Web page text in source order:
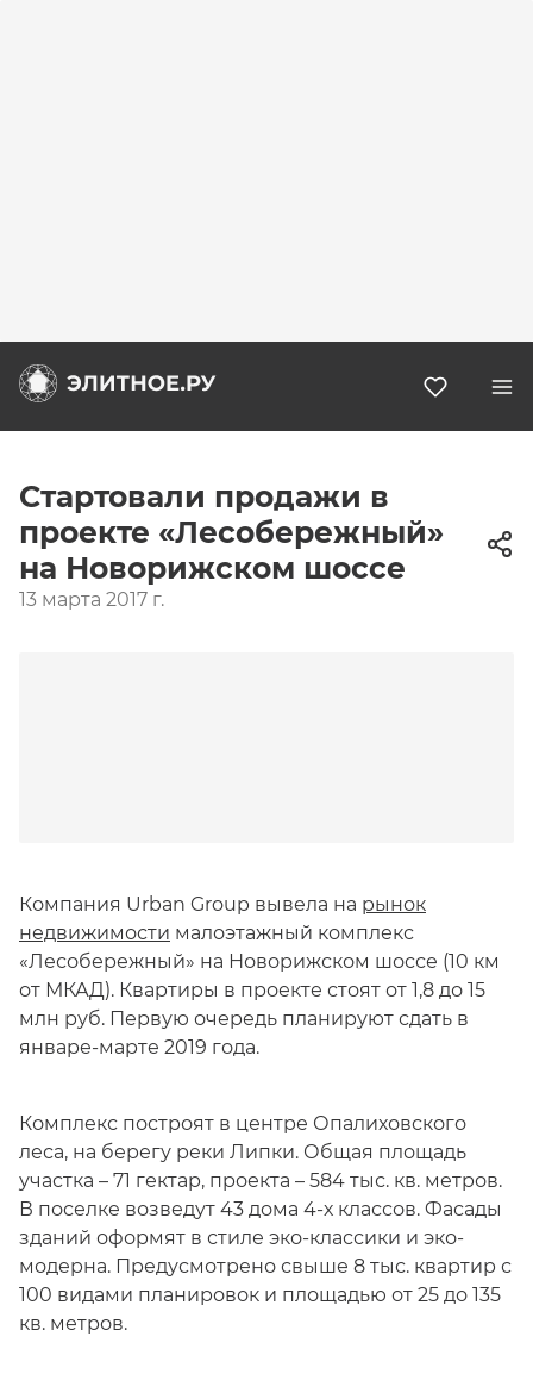
Стартовали продажи в
проекте «Лесобережный»
на Новорижском шоссе
13 марта 2017 г.
Компания Urban Group вывела на рынок
недвижимости малоэтажный комплекс
«Лесобережный» на Новорижском шоссе (10 км
от МКАД). Квартиры в проекте стоят от 1,8 до 15
млн руб. Первую очередь планируют сдать в
январе-марте 2019 года.
Комплекс построят в центре Опалиховского
леса, на берегу реки Липки. Общая площадь
участка – 71 гектар, проекта – 584 тыс. кв. метров.
В поселке возведут 43 дома 4-х классов. Фасады
зданий оформят в стиле эко-классики и эко-
модерна. Предусмотрено свыше 8 тыс. квартир с
100 видами планировок и площадью от 25 до 135
кв. метров.